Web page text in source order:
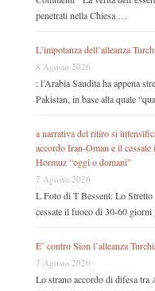
penetrati nella Chiesa …
L’impotanza dell’alleanza
8 Agosto 2026
: l’Arabia Saudita ha appena
Pakistan, in base alla quale
a narrativa del ritiro si
accordo Iran-Oman e il
Hormuz “oggi o domani”
7 Agosto 2026
L Foto di T Bessent: Lo
cessate il fuoco di 30-60 giorni
E’ contro Sion l’alleanza
7 Agosto 2026
Lo strano accordo di difesa tra